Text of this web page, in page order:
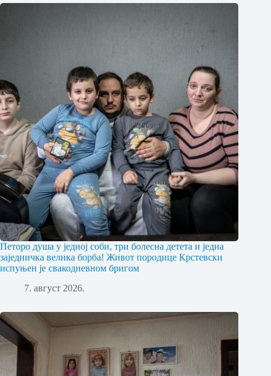
Петоро душа у једној соби, три болесна детета и једна
заједничка велика борба! Живот породице Крстевски
испуњен је свакодневном бригом
7. август 2026.